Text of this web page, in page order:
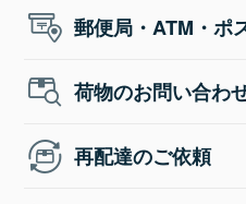
郵便局・ATM・ポ
荷物のお問い合わ
再配達のご依頼